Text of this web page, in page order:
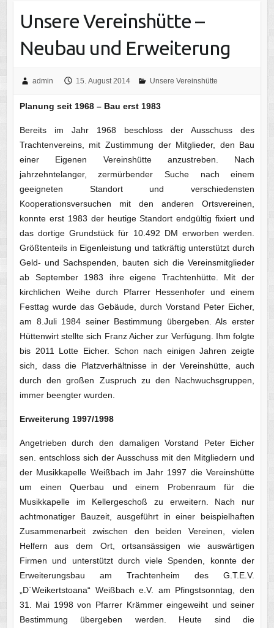
Unsere Vereinshütte –
Neubau und Erweiterung
admin 15. August 2014 Unsere Vereinshütte
Planung seit 1968 – Bau erst 1983
Bereits im Jahr 1968 beschloss der Ausschuss des
Trachtenvereins, mit Zustimmung der Mitglieder, den Bau
einer Eigenen Vereinshütte anzustreben. Nach
jahrzehntelanger, zermürbender Suche nach einem
geeigneten Standort und verschiedensten
Kooperationsversuchen mit den anderen Ortsvereinen,
konnte erst 1983 der heutige Standort endgültig fixiert und
das dortige Grundstück für 10.492 DM erworben werden.
Größtenteils in Eigenleistung und tatkräftig unterstützt durch
Geld- und Sachspenden, bauten sich die Vereinsmitglieder
ab September 1983 ihre eigene Trachtenhütte. Mit der
kirchlichen Weihe durch Pfarrer Hessenhofer und einem
Festtag wurde das Gebäude, durch Vorstand Peter Eicher,
am 8.Juli 1984 seiner Bestimmung übergeben. Als erster
Hüttenwirt stellte sich Franz Aicher zur Verfügung. Ihm folgte
bis 2011 Lotte Eicher. Schon nach einigen Jahren zeigte
sich, dass die Platzverhältnisse in der Vereinshütte, auch
durch den großen Zuspruch zu den Nachwuchsgruppen,
immer beengter wurden.
Erweiterung 1997/1998
Angetrieben durch den damaligen Vorstand Peter Eicher
sen. entschloss sich der Ausschuss mit den Mitgliedern und
der Musikkapelle Weißbach im Jahr 1997 die Vereinshütte
um einen Querbau und einem Probenraum für die
Musikkapelle im Kellergeschoß zu erweitern. Nach nur
achtmonatiger Bauzeit, ausgeführt in einer beispielhaften
Zusammenarbeit zwischen den beiden Vereinen, vielen
Helfern aus dem Ort, ortsansässigen wie auswärtigen
Firmen und unterstützt durch viele Spenden, konnte der
Erweiterungsbau am Trachtenheim des G.T.E.V.
„D`Weikertstoana“ Weißbach e.V. am Pfingstsonntag, den
31. Mai 1998 von Pfarrer Krämmer eingeweiht und seiner
Bestimmung übergeben werden. Heute sind die